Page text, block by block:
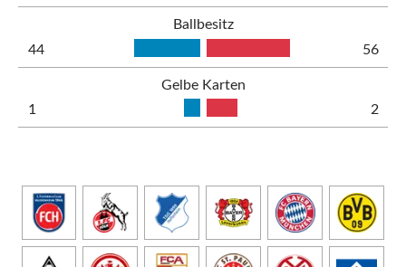
Ballbesitz
44
56
Gelbe Karten
1
2